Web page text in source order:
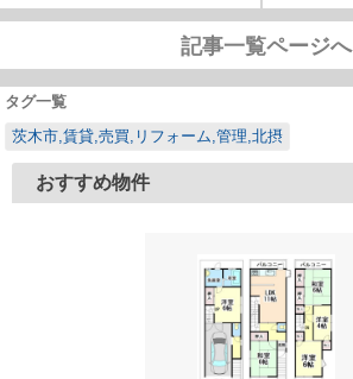
記事一覧ページへ
タグ一覧
茨木市,賃貸,売買,リフォーム,管理,北摂
おすすめ物件